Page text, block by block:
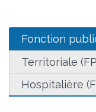
Fonction
Territoriale
Hospitalière